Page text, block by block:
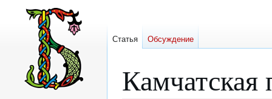
Статья Обсуждение